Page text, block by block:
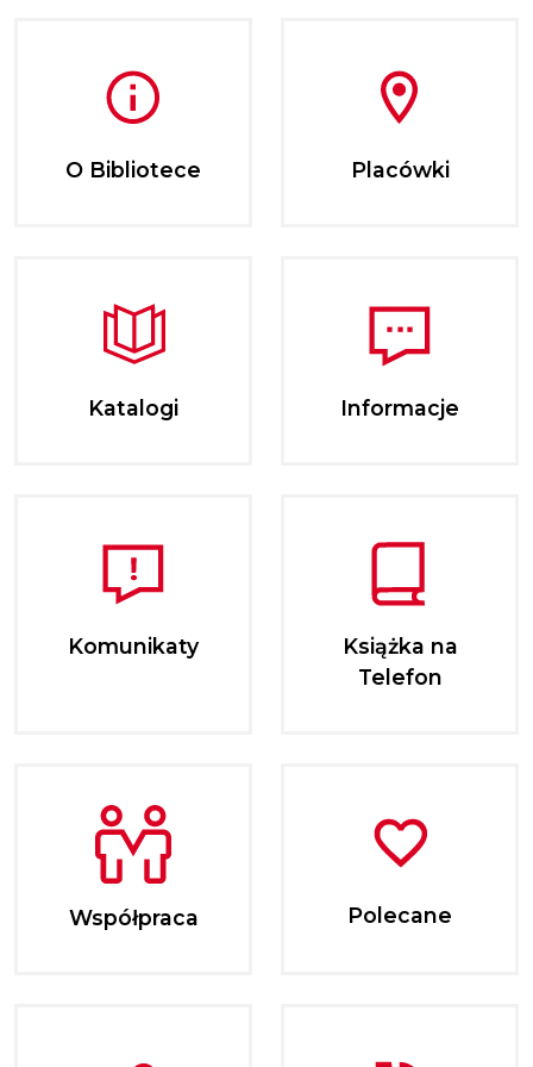
O Bibliotece Placówki
Katalogi Informacje
Komunikaty
Książka na
Telefon
Współpraca Polecane